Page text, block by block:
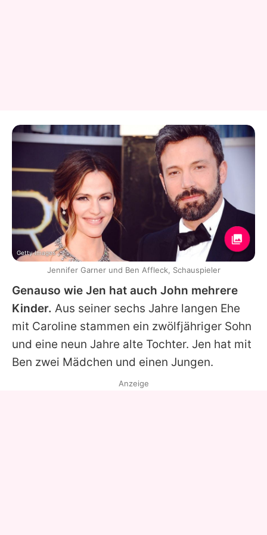
Genauso wie Jen hat auch John mehrere
Kinder. Aus seiner sechs Jahre langen Ehe
mit Caroline stammen ein zwölfjähriger Sohn
und eine neun Jahre alte Tochter. Jen hat mit
Ben zwei Mädchen und einen Jungen.
Getty Images
Jennifer Garner und Ben Affleck, Schauspieler
Anzeige